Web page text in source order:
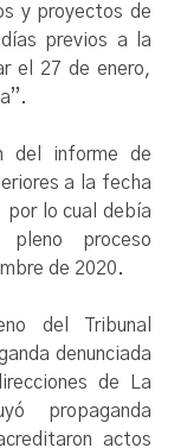
y proyectos de
previos a la
el 27 de enero,
del informe de
a la fecha
por lo cual debía
pleno proceso
de 2020.
del Tribunal
denunciada
de La
propaganda
actos